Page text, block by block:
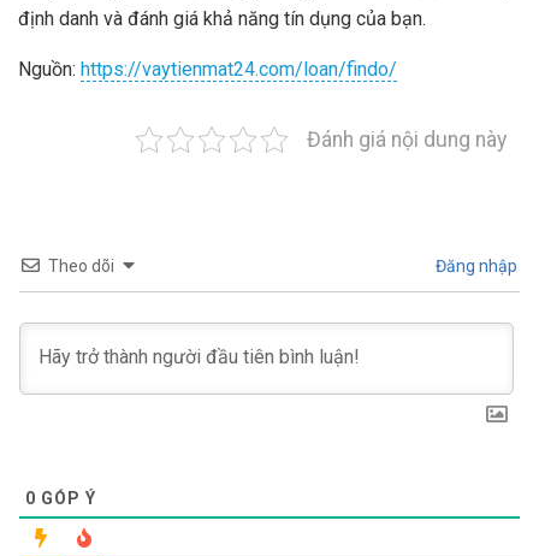
định danh và đánh giá khả năng tín dụng của bạn.
Nguồn: https://vaytienmat24.com/loan/findo/
Đánh giá nội dung này
Theo dõi Đăng nhập
0 GÓP Ý